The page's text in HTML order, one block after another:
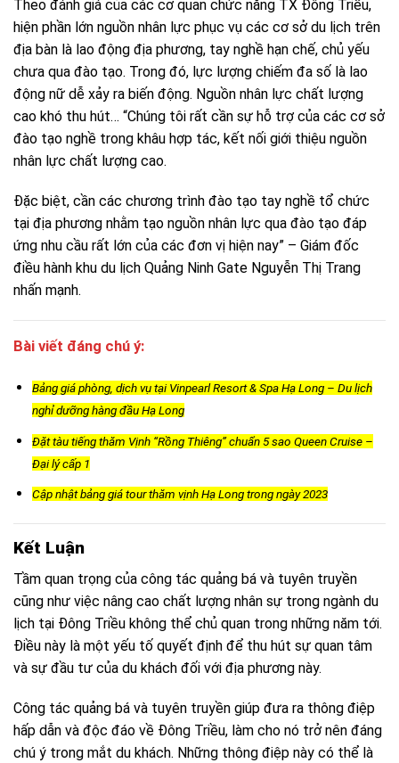
Theo đánh giá của các cơ quan chức năng TX Đông Triều,
hiện phần lớn nguồn nhân lực phục vụ các cơ sở du lịch trên
địa bàn là lao động địa phương, tay nghề hạn chế, chủ yếu
chưa qua đào tạo. Trong đó, lực lượng chiếm đa số là lao
động nữ dễ xảy ra biến động. Nguồn nhân lực chất lượng
cao khó thu hút… “Chúng tôi rất cần sự hỗ trợ của các cơ sở
đào tạo nghề trong khâu hợp tác, kết nối giới thiệu nguồn
nhân lực chất lượng cao.
Đặc biệt, cần các chương trình đào tạo tay nghề tổ chức
tại địa phương nhằm tạo nguồn nhân lực qua đào tạo đáp
ứng nhu cầu rất lớn của các đơn vị hiện nay” – Giám đốc
điều hành khu du lịch Quảng Ninh Gate Nguyễn Thị Trang
nhấn mạnh.
Bài viết đáng chú ý:
Bảng giá phòng, dịch vụ tại Vinpearl Resort & Spa Hạ Long – Du lịch
nghỉ dưỡng hàng đầu Hạ Long
Đặt tàu tiếng thăm Vịnh “Rồng Thiêng” chuẩn 5 sao Queen Cruise –
Đại lý cấp 1
Cập nhật bảng giá tour thăm vịnh Hạ Long trong ngày 2023
Kết Luận
Tầm quan trọng của công tác quảng bá và tuyên truyền
cũng như việc nâng cao chất lượng nhân sự trong ngành du
lịch tại Đông Triều không thể chủ quan trong những năm tới.
Điều này là một yếu tố quyết định để thu hút sự quan tâm
và sự đầu tư của du khách đối với địa phương này.
Công tác quảng bá và tuyên truyền giúp đưa ra thông điệp
hấp dẫn và độc đáo về Đông Triều, làm cho nó trở nên đáng
chú ý trong mắt du khách. Những thông điệp này có thể là